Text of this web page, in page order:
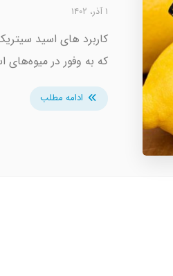
۱ آذر، ۱۴۰۲
کاربرد های اسید
که به وفور در میوه‌های
ادامه مطلب